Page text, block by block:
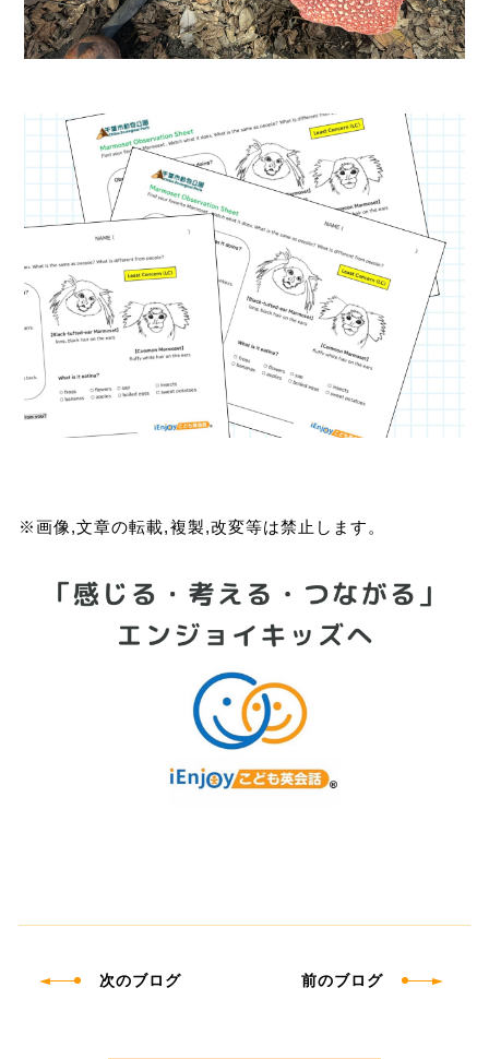
※画像,文章の転載,複製,改変等は禁止します。
次のブログ 前のブログ